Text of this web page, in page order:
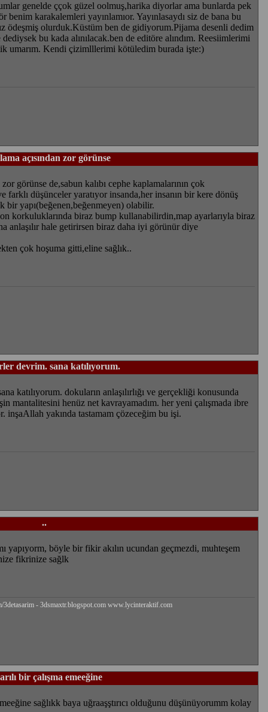
genelde ççok güzel oolmuş,harika diyorlar ama bunlarda pek
benim karakalemleri yayınlamıor. Yayınlasaydı siz de bana bu
ödeşmiş olurduk.Küstüm ben de gidiyorum.Pijama desenli dedim
bu kada alınılacak.ben de editöre alındım. Reesiimlerimi
umarım. Kendi çizimlllerimi kötüledim burada işte:)
açısından zor görünse
görünse de,sabun kalıbı cephe kaplamalarının çok
farklı düşünceler yaratıyor insanda,her insanın bir kere dönüş
bir yapı(beğenen,beğenmeyen) olabilir.
korkuluklarında biraz bump kullanabilirdin,map ayarlarıyla biraz
anlaşılır hale getirirsen biraz daha iyi görünür diye
çok hoşuma gitti,eline sağlık..
devrim. sana katılıyorum.
katılıyorum. dokuların anlaşılırlığı ve gerçekliği konusunda
mantalitesini henüz net kavrayamadım. her yeni çalışmada ibre
inşaAllah yakında tastamam çözeceğim bu işi.
..
yapıyorm, böyle bir fikir akılın ucundan geçmezdi, muhteşem
fikrinize sağlk
3detasarim - 3dsmaxtr.blogspot.com www.lycinteraktif.com
bir çalışma emeeğine
sağlıkk baya uğraaşştırıcı olduğunu düşünüyorumm kolay